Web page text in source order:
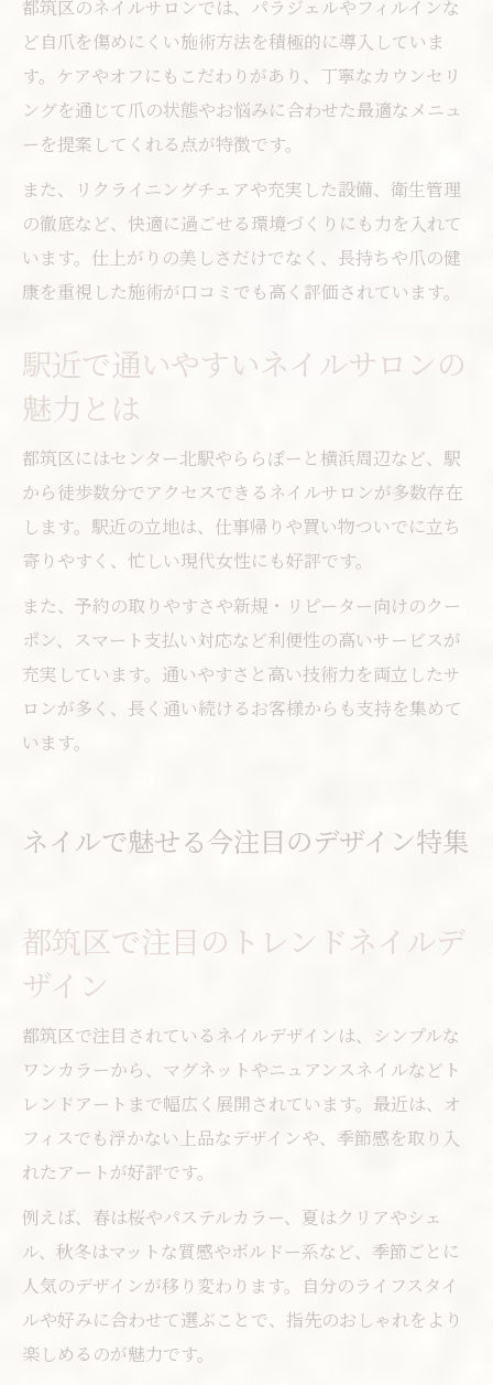
都筑区のネイルサロンでは、パラジェルやフィルインな
ど自爪を傷めにくい施術方法を積極的に導入していま
す。ケアやオフにもこだわりがあり、丁寧なカウンセリ
ングを通じて爪の状態やお悩みに合わせた最適なメニュ
ーを提案してくれる点が特徴です。
また、リクライニングチェアや充実した設備、衛生管理
の徹底など、快適に過ごせる環境づくりにも力を入れて
います。仕上がりの美しさだけでなく、長持ちや爪の健
康を重視した施術が口コミでも高く評価されています。
駅近で通いやすいネイルサロンの
魅力とは
都筑区にはセンター北駅やららぽーと横浜周辺など、駅
から徒歩数分でアクセスできるネイルサロンが多数存在
します。駅近の立地は、仕事帰りや買い物ついでに立ち
寄りやすく、忙しい現代女性にも好評です。
また、予約の取りやすさや新規・リピーター向けのクー
ポン、スマート支払い対応など利便性の高いサービスが
充実しています。通いやすさと高い技術力を両立したサ
ロンが多く、長く通い続けるお客様からも支持を集めて
います。
ネイルで魅せる今注目のデザイン特集
都筑区で注目のトレンドネイルデ
ザイン
都筑区で注目されているネイルデザインは、シンプルな
ワンカラーから、マグネットやニュアンスネイルなどト
レンドアートまで幅広く展開されています。最近は、オ
フィスでも浮かない上品なデザインや、季節感を取り入
れたアートが好評です。
例えば、春は桜やパステルカラー、夏はクリアやシェ
ル、秋冬はマットな質感やボルドー系など、季節ごとに
人気のデザインが移り変わります。自分のライフスタイ
ルや好みに合わせて選ぶことで、指先のおしゃれをより
楽しめるのが魅力です。